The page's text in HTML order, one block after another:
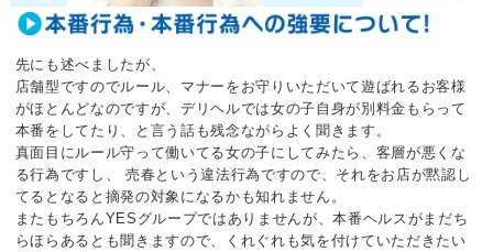
先にも述べましたが、
店舗型ですのでルール、マナーをお守りいただいて遊ばれるお客様
がほとんどなのですが、 デリヘルでは女の子自身が別料金もらって
本番をしてたり、
と言う話も残念ながらよく聞きます。
真面目にルール守って働いてる女の子にしてみたら、 客層が悪くな
る行為ですし、 売春という違法行為ですので、 それをお店が黙認し
てるとなると摘発の対象になるかも知れません。
またもちろんYESグループではありませんが、本番ヘルスがまだち
らほらあるとも聞きますので、
くれぐれも気を付けていただきたい